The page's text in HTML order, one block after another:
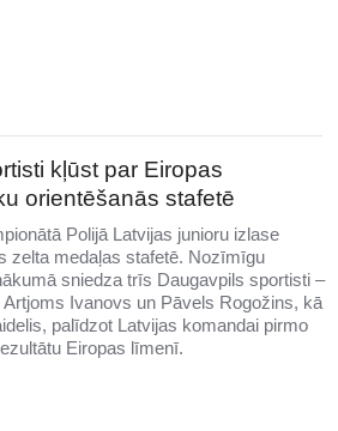
kļūst par Eiropas
orientēšanās stafetē
Polijā Latvijas junioru izlase
zelta medaļas stafetē. Nozīmīgu
sniedza trīs Daugavpils sportisti –
Ivanovs un Pāvels Rogožins, kā
palīdzot Latvijas komandai pirmo
Eiropas līmenī.